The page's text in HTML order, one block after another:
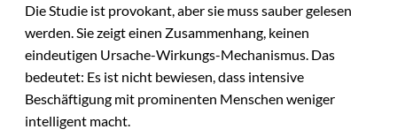
Die Studie ist provokant, aber sie muss sauber gelesen
werden. Sie zeigt einen Zusammenhang, keinen
eindeutigen Ursache-Wirkungs-Mechanismus. Das
bedeutet: Es ist nicht bewiesen, dass intensive
Beschäftigung mit prominenten Menschen weniger
intelligent macht.